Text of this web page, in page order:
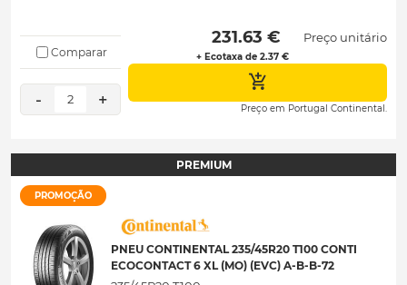
Comparar
- 2 +
231.63 €
+ Ecotaxa de 2.37 €
Preço unitário
Preço em Portugal Continental.
PREMIUM
PROMOÇÃO
PNEU CONTINENTAL 235/45R20 T100 CONTI
ECOCONTACT 6 XL (MO) (EVC) A-B-B-72